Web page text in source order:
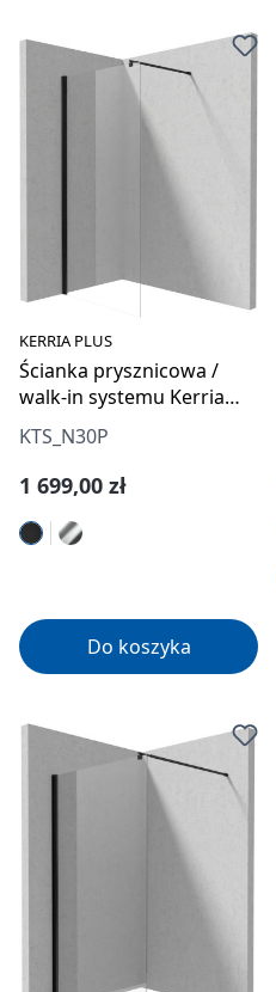
KERRIA PLUS
Ścianka prysznicowa /
walk-in systemu Kerria
Plus 100 cm
KTS_N30P
Cena regularna:
1 699,00 zł
Do koszyka